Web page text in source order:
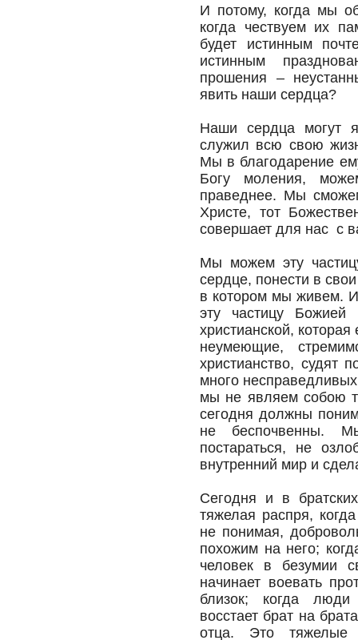
И потому, когда мы
когда чествуем их
будет истинным
истинным
прошения –
явить наши сердца?
Наши сердца могут
служил всю свою
Мы в благодарение
Богу моления,
праведнее. Мы
Христе, тот
совершает для нас с
Мы можем эту
сердце, понести в
в котором мы живем.
эту частицу Божией
христианской,
неумеющие,
христианство, судят
много
мы не являем собою
сегодня должны
не беспочвенны.
постараться, не
внутренний мир и
Сегодня и в
тяжелая распря,
не понимая,
похожим на него;
человек в безумии
начинает воевать
близок; когда люди
восстает брат на
отца. Это